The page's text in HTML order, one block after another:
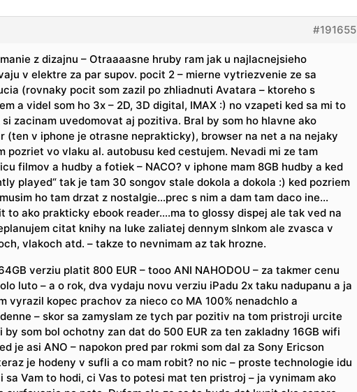
#191655
z dizajnu – Otraaaasne hruby ram jak u najlacnejsieho
v elektre za par supov. pocit 2 – mierne vytriezvenie ze sa
(rovnaky pocit som zazil po zhliadnuti Avatara – ktoreho s
a videl som ho 3x – 2D, 3D digital, IMAX :) no vzapeti ked sa mi to
zacinam uvedomovat aj pozitiva. Bral by som ho hlavne ako
(ten v iphone je otrasne neprakticky), browser na net a na nejaky
pozriet vo vlaku al. autobusu ked cestujem. Nevadi mi ze tam
filmov a hudby a fotiek – NACO? v iphone mam 8GB hudby a ked
played“ tak je tam 30 songov stale dokola a dokola :) ked pozriem
ho tam drzat z nostalgie…prec s nim a dam tam daco ine…
to ako prakticky ebook reader….ma to glossy dispej ale tak ved na
citat knihy na luke zaliatej dennym slnkom ale zvasca v
vlakoch atd. – takze to nevnimam az tak hrozne.
verziu platit 800 EUR – tooo ANI NAHODOU – za takmer cenu
luto – a o rok, dva vydaju novu verziu iPadu 2x taku nadupanu a ja
vyrazil kopec prachov za nieco co MA 100% nenadchlo a
– skor sa zamyslam ze tych par pozitiv na tom pristroji urcite
by som bol ochotny zan dat do 500 EUR za ten zakladny 16GB wifi
je asi ANO – napokon pred par rokmi som dal za Sony Ericson
je hodeny v sufli a co mam robit? no nic – proste technologie idu
sa Vam to hodi, ci Vas to potesi mat ten pristroj – ja vynimam ako